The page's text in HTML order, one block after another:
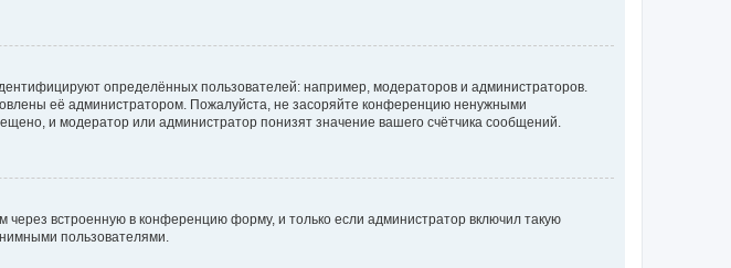
определённых пользователей: например, модераторов и администраторов.
её администратором. Пожалуйста, не засоряйте конференцию ненужными
и модератор или администратор понизят значение вашего счётчика сообщений.
через встроенную в конференцию форму, и только если администратор включил такую
пользователями.